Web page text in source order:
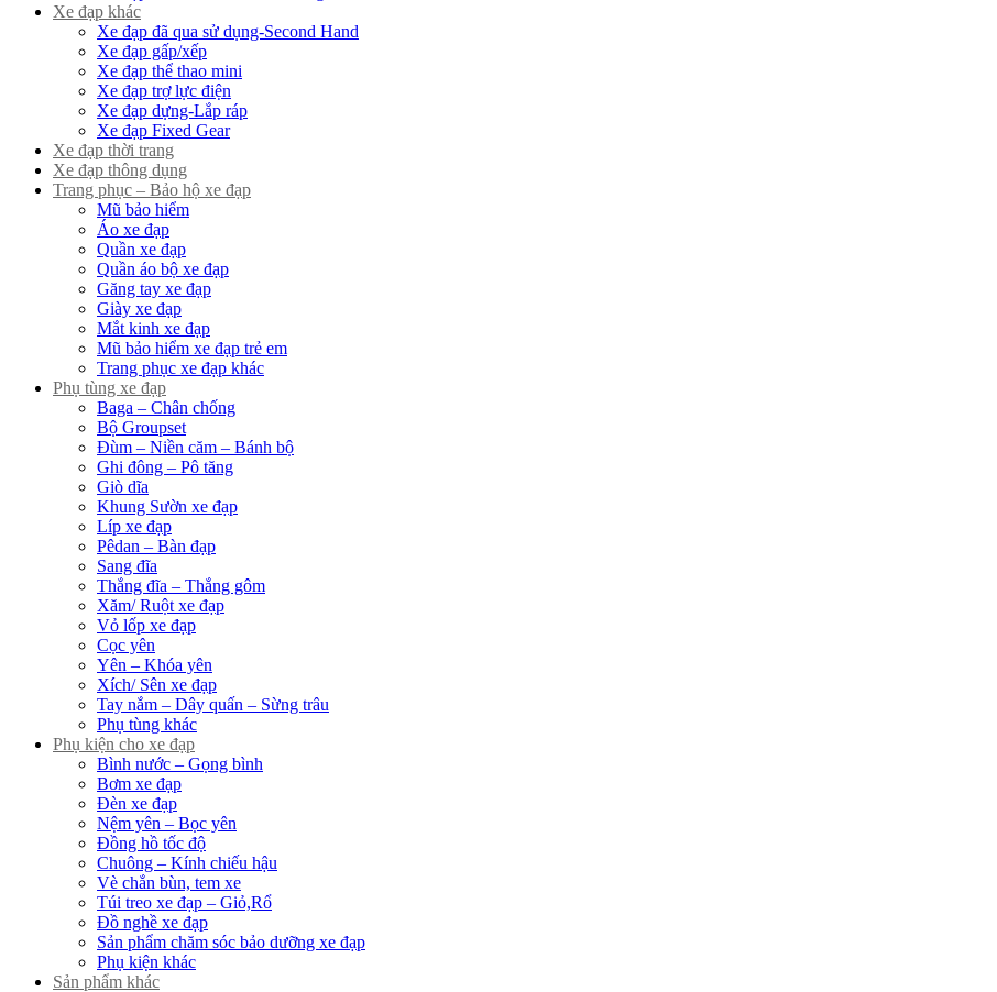
Xe đạp khác
Xe đạp đã qua sử dụng-Second Hand
Xe đạp gấp/xếp
Xe đạp thể thao mini
Xe đạp trợ lực điện
Xe đạp dựng-Lắp ráp
Xe đạp Fixed Gear
Xe đạp thời trang
Xe đạp thông dụng
Trang phục – Bảo hộ xe đạp
Mũ bảo hiểm
Áo xe đạp
Quần xe đạp
Quần áo bộ xe đạp
Găng tay xe đạp
Giày xe đạp
Mắt kinh xe đạp
Mũ bảo hiểm xe đạp trẻ em
Trang phục xe đạp khác
Phụ tùng xe đạp
Baga – Chân chống
Bộ Groupset
Đùm – Niền căm – Bánh bộ
Ghi đông – Pô tăng
Giò dĩa
Khung Sườn xe đạp
Líp xe đạp
Pêdan – Bàn đạp
Sang đĩa
Thắng đĩa – Thắng gôm
Xăm/ Ruột xe đạp
Vỏ lốp xe đạp
Cọc yên
Yên – Khóa yên
Xích/ Sên xe đạp
Tay nắm – Dây quấn – Sừng trâu
Phụ tùng khác
Phụ kiện cho xe đạp
Bình nước – Gọng bình
Bơm xe đạp
Đèn xe đạp
Nệm yên – Bọc yên
Đồng hồ tốc độ
Chuông – Kính chiếu hậu
Vè chắn bùn, tem xe
Túi treo xe đạp – Giỏ,Rổ
Đồ nghề xe đạp
Sản phẩm chăm sóc bảo dưỡng xe đạp
Phụ kiện khác
Sản phẩm khác